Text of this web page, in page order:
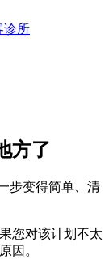
诊所
方了
步变得简单、清
您对该计划不太
因。